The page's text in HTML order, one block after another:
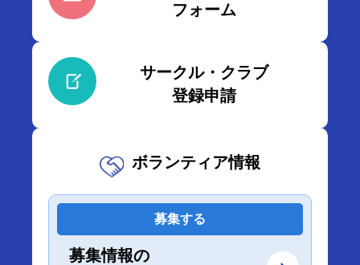
フォーム
サークル・クラブ
登録申請
ボランティア情報
募集する
募集情報の